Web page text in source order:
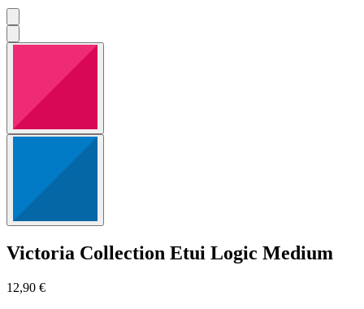
Victoria Collection Etui Logic Medium
12,90 €